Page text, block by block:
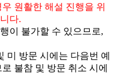
원활한 해설 진행을 위
다.
이 불가할 수 있으므로,
미 방문 시에는 다음번 예
불참 및 방문 취소 시에